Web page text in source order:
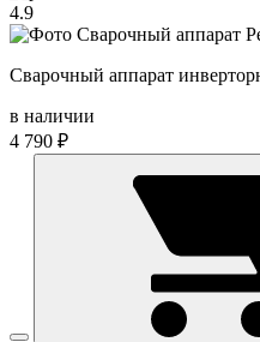
4.9
Сварочный аппарат
в наличии
4 790 ₽